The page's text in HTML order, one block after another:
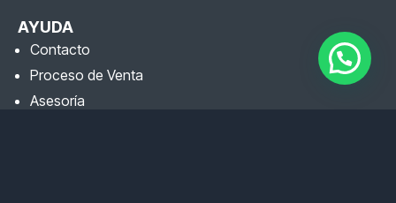
AYUDA
Contacto
Proceso de Venta
Asesoría